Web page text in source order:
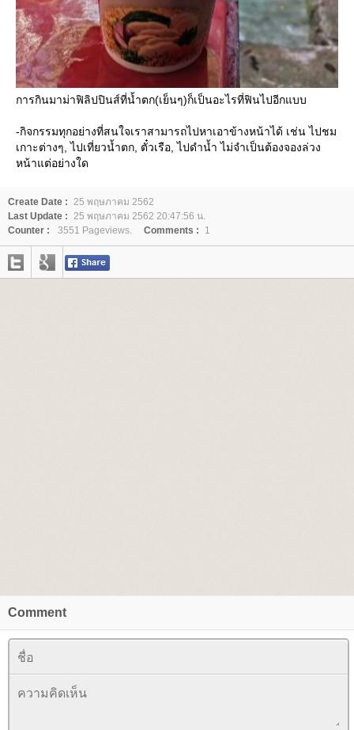
การกินมาม่าฟิลิปปินส์ที่น้ำตก(เย็นๆ)ก็เป็นอะไรที่ฟินไปอีกแบบ
-กิจกรรมทุกอย่างที่สนใจเราสามารถไปหาเอาข้างหน้าได้ เช่น ไปชม
เกาะต่างๆ, ไปเที่ยวน้ำตก, ตั๋วเรือ, ไปดำน้ำ ไม่จำเป็นต้องจองล่วง
หน้าแต่อย่างใด
Create Date : 25 พฤษภาคม 2562
Last Update : 25 พฤษภาคม 2562 20:47:56 น.
Counter :
3551 Pageviews. Comments : 1
Comment